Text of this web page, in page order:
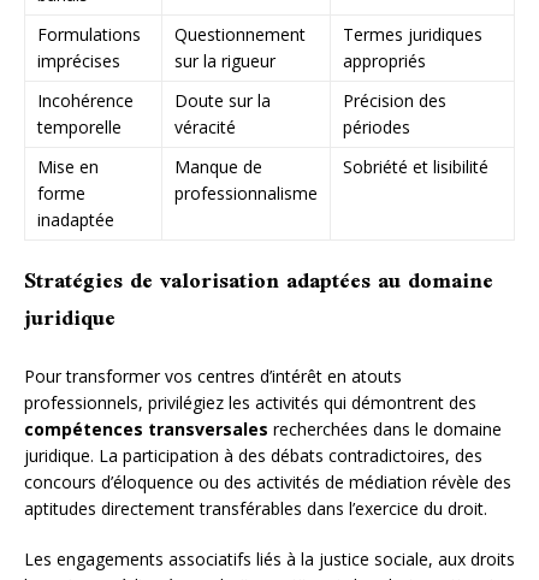
Formulations
imprécises
Questionnement
sur la rigueur
Termes juridiques
appropriés
Incohérence
temporelle
Doute sur la
véracité
Précision des
périodes
Mise en
forme
inadaptée
Manque de
professionnalisme
Sobriété et lisibilité
Stratégies de valorisation adaptées au domaine
juridique
Pour transformer vos centres d’intérêt en atouts
professionnels, privilégiez les activités qui démontrent des
compétences transversales recherchées dans le domaine
juridique. La participation à des débats contradictoires, des
concours d’éloquence ou des activités de médiation révèle des
aptitudes directement transférables dans l’exercice du droit.
Les engagements associatifs liés à la justice sociale, aux droits